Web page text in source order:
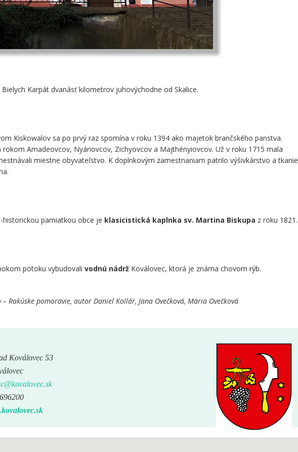
Karpát dvanásť kilometrov juhovýchodne od Skalice.
Kiskowalov sa po prvý raz spomína v roku 1394 ako majetok brančského panstva.
rokom Amadeovcov, Nyáriovcov, Zichyovcov a Majthényiovcov. Už v roku 1715 mala
miestne obyvateľstvo. K doplnkovým zamestnaniam patrilo výšivkárstvo a tkanie
historickou pamiatkou obce je klasicistická kaplnka sv. Martina Biskupa z roku 1821.
potoku vybudovalivodnú nádrž Koválovec, ktorá je známa chovom rýb.
Rakúske pomoravie, autor Daniel Kollár, Jana Ovečková, Mária Ovečková
Koválovec 53